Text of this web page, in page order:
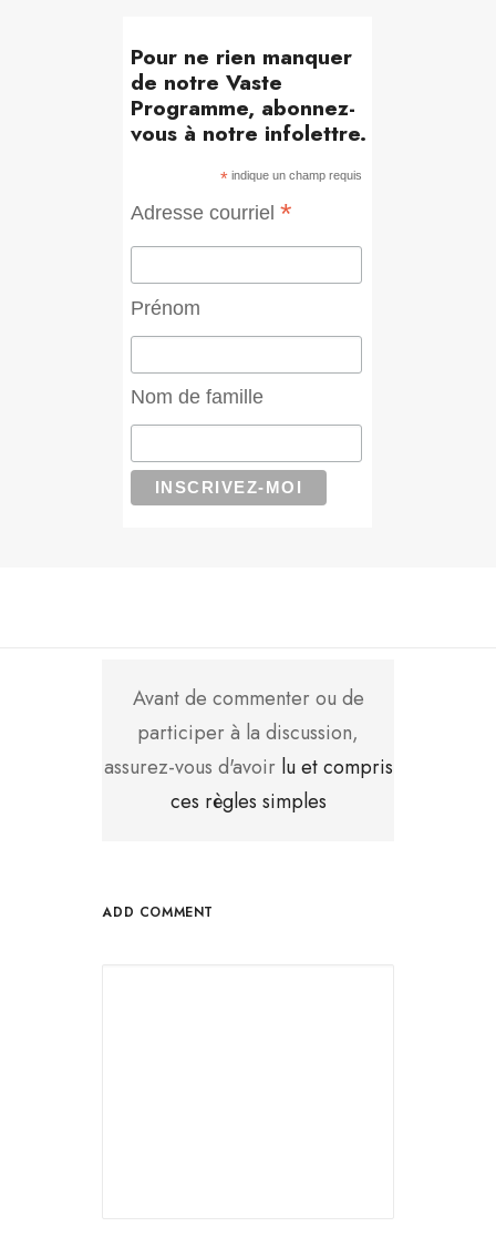
Pour ne rien manquer
de notre Vaste
Programme, abonnez-
vous à notre infolettre.
* indique un champ requis
Adresse courriel *
Prénom
Nom de famille
Avant de commenter ou de
participer à la discussion,
assurez-vous d'avoir lu et compris
ces règles simples
ADD COMMENT